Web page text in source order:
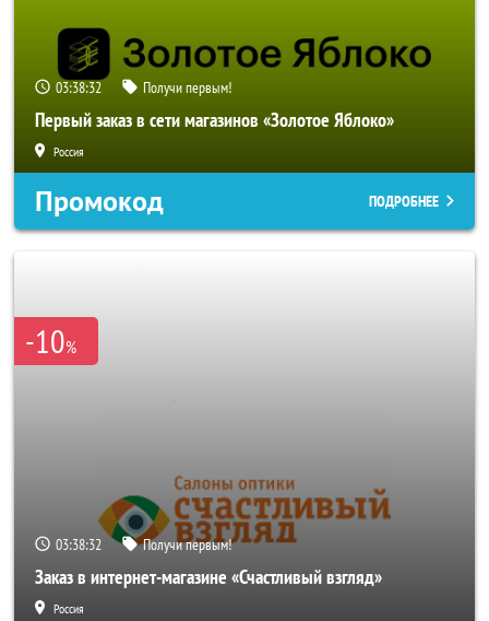
03:38:31 Получи первым!
Первый заказ в сети магазинов «Золотое Яблоко»
Россия
Промокод ПОДРОБНЕЕ
-10%
03:38:31 Получи первым!
Заказ в интернет-магазине «Счастливый взгляд»
Россия